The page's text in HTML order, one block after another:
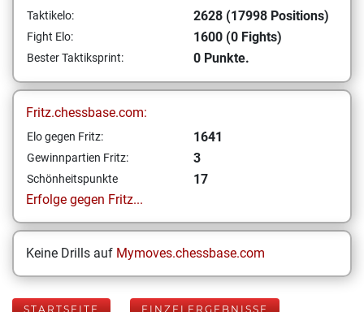
Taktikelo: 2628 (17998 Positions)
Fight Elo: 1600 (0 Fights)
Bester Taktiksprint: 0 Punkte.
Fritz.chessbase.com:
Elo gegen Fritz: 1641
Gewinnpartien Fritz: 3
Schönheitspunkte
17
Erfolge gegen Fritz...
Keine Drills auf Mymoves.chessbase.com
STARTSEITE EINZELERGEBNISSE